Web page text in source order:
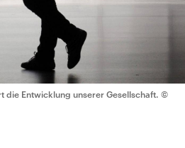
Entwicklung unserer Gesellschaft. ©